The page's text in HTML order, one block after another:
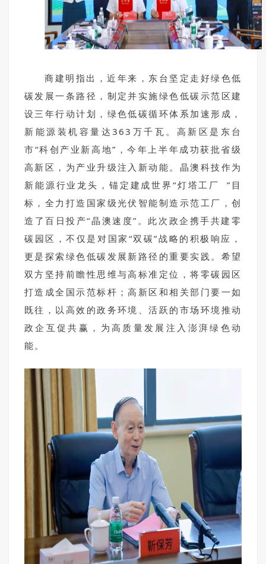
商建明指出，近年来，东台坚定走好绿色低
碳发展一条路径，制定并实施绿色低碳示范区建
设三年行动计划，绿色低碳循环体系加速形成，
新能源装机容量达363万千瓦。高新区是东台
市“科创产业新高地”，今年上半年成功获批省级
高新区，为产业升级注入新动能。晶澳科技作为
新能源行业龙头，锚定建成世界“灯塔工厂
”目
标，全力打造国家级光伏智能制造示范工厂，创
造了百日投产“晶澳速度”。此次政企携手共建零
碳园区，不仅是对国家“双碳”战略的积极响应，
更是探索绿色低碳发展新路径的重要实践。希望
双方坚持前瞻性思维与高标准定位，将零碳园区
打造成全国示范标杆；高新区和相关部门要一如
既往，以高效的政务环境、活跃的市场环境推动
政企互促共赢，为高质量发展注入澎湃绿色动
能。